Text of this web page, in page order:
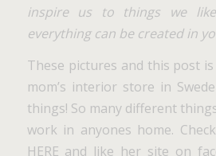
inspire us to things we
everything can be created in
These pictures and this post
mom’s interior store in
things! So many different
work in anyones home.
HERE and like her site on